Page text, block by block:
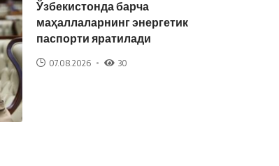
Ўзбекистонда барча
маҳаллаларнинг энергетик
паспорти яратилади
07.08.2026 30